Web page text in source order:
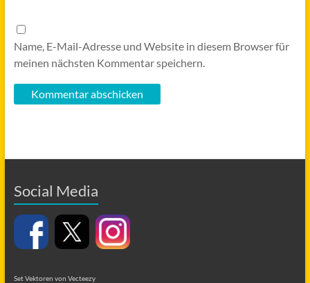
Name, E-Mail-Adresse und Website in diesem Browser für
meinen nächsten Kommentar speichern.
Social Media
Set Vektoren von Vecteezy